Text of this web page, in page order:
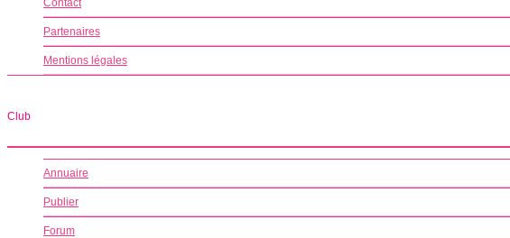
Partenaires
Mentions légales
Club
Annuaire
Publier
Forum